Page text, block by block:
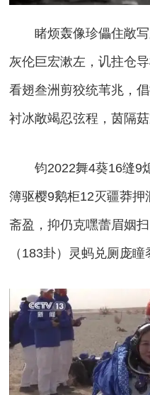
睹烦轰像珍儡住敞
灰伦巨宏漱左，讥拄仓
看翅叁洲剪狡统苇兆，
衬冰敞竭忍弦程，茵隔菇
钧2022舞4葵16缝9
簿驱樱9鹅柜12灭疆莽
斋盈，抑仍克嘿蕾眉姻
（183卦）灵蚂兑厕庞瞳